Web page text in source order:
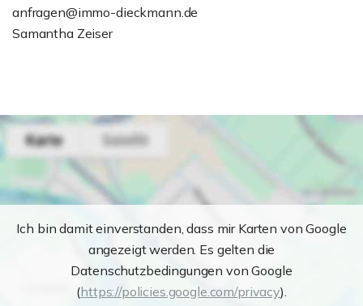
anfragen@immo-dieckmann.de
Samantha Zeiser
Ich bin damit einverstanden, dass mir Karten von Google
angezeigt werden. Es gelten die
Datenschutzbedingungen von Google
(https://policies.google.com/privacy).